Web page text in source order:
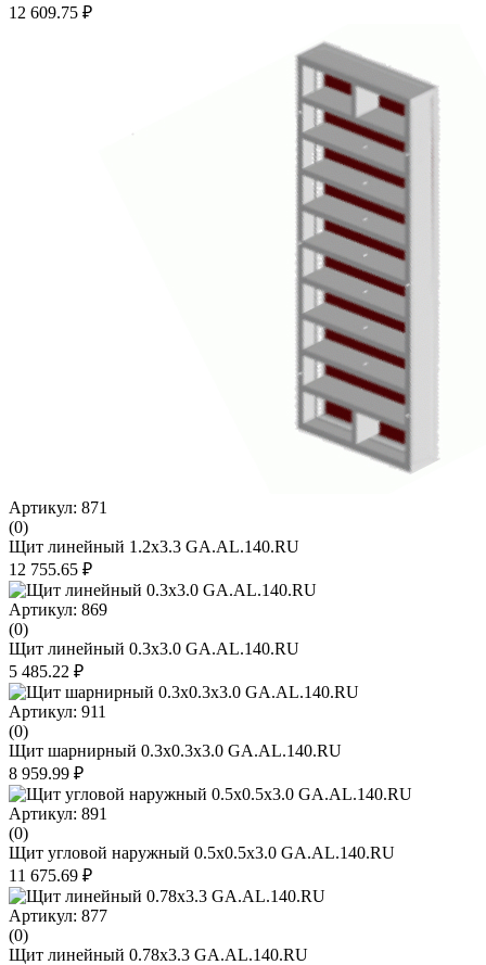
12 609.75 ₽
Артикул: 871
(0)
Щит линейный 1.2х3.3 GA.AL.140.RU
12 755.65 ₽
Артикул: 869
(0)
Щит линейный 0.3х3.0 GA.AL.140.RU
5 485.22 ₽
Артикул: 911
(0)
Щит шарнирный 0.3х0.3х3.0 GA.AL.140.RU
8 959.99 ₽
Артикул: 891
(0)
Щит угловой наружный 0.5х0.5х3.0 GA.AL.140.RU
11 675.69 ₽
Артикул: 877
(0)
Щит линейный 0.78х3.3 GA.AL.140.RU